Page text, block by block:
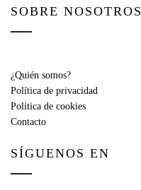
SOBRE NOSOTROS
¿Quién somos?
Política de privacidad
Política de cookies
Contacto
SÍGUENOS EN